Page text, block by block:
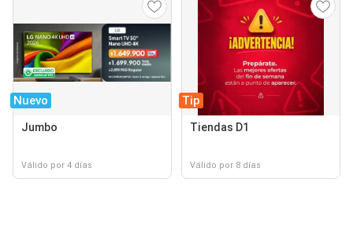
Nuevo
Jumbo
Válido por 4 días
Tip
Tiendas D1
Válido por 8 días